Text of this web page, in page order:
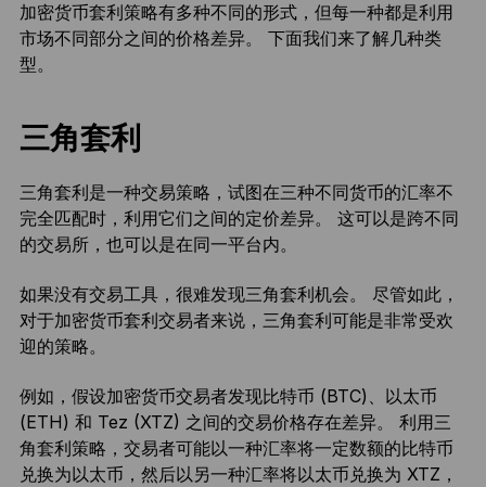
加密货币套利策略有多种不同的形式，但每一种都是利用
市场不同部分之间的价格差异。 下面我们来了解几种类
型。
三角套利
三角套利是一种交易策略，试图在三种不同货币的汇率不
完全匹配时，利用它们之间的定价差异。 这可以是跨不同
的交易所，也可以是在同一平台内。
如果没有交易工具，很难发现三角套利机会。 尽管如此，
对于加密货币套利交易者来说，三角套利可能是非常受欢
迎的策略。
例如，假设加密货币交易者发现比特币 (BTC)、以太币
(ETH) 和 Tez (XTZ) 之间的交易价格存在差异。 利用三
角套利策略，交易者可能以一种汇率将一定数额的比特币
兑换为以太币，然后以另一种汇率将以太币兑换为 XTZ，